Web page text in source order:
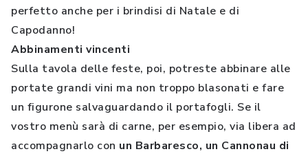
perfetto anche per i brindisi di Natale e di
Capodanno!
Abbinamenti vincenti
Sulla tavola delle feste, poi, potreste abbinare alle
portate grandi vini ma non troppo blasonati e fare
un figurone salvaguardando il portafogli. Se il
vostro menù sarà di carne, per esempio, via libera ad
accompagnarlo con un Barbaresco, un Cannonau di